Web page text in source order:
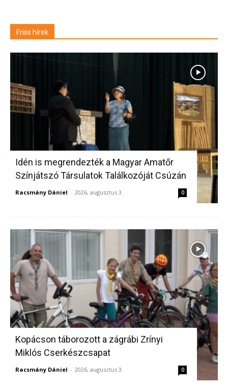
Friss hírek
Idén is megrendezték a Magyar Amatőr
Színjátszó Társulatok Találkozóját Csúzán
Racsmány Dániel - 2026, augusztus 3. 0
Kopácson táborozott a zágrábi Zrínyi
Miklós Cserkészcsapat
Racsmány Dániel - 2026, augusztus 3. 0